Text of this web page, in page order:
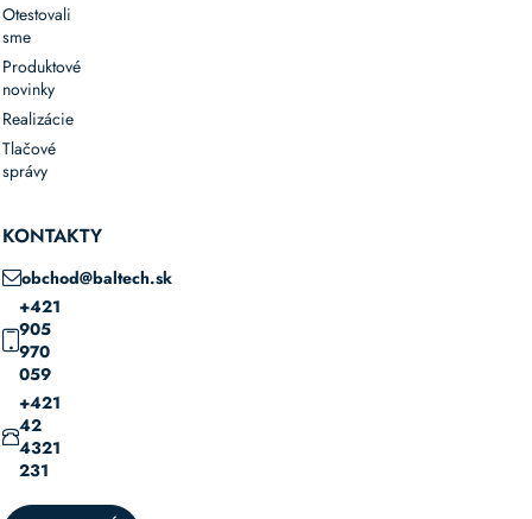
Otestovali
sme
Produktové
novinky
Realizácie
Tlačové
správy
KONTAKTY
obchod@baltech.sk
+421
905
970
059
+421
42
4321
231